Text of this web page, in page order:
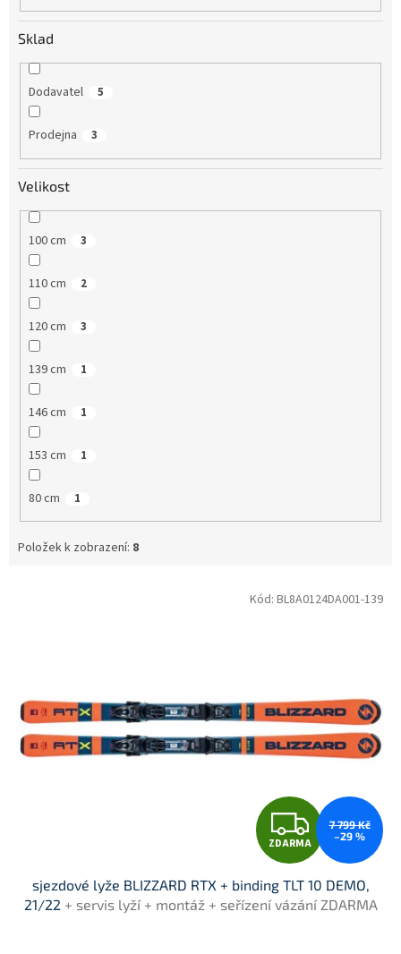
Sklad
Dodavatel 5
Prodejna 3
Velikost
100 cm 3
110 cm 2
120 cm 3
139 cm 1
146 cm 1
153 cm 1
80 cm 1
Položek k zobrazení: 8
Z
D
A
ZDARMA
7 799 Kč
–29 %
sjezdové lyže BLIZZARD RTX + binding TLT 10 DEMO,
21/22 + servis lyží + montáž + seřízení vázání ZDARMA
Kód: BL8A0124DA001-139